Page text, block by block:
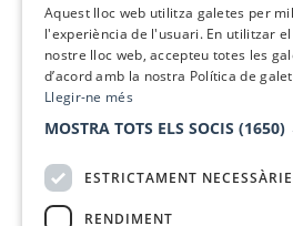
Comunicacions
Anuncia’t
Vull rebre la newsletter
Aquest lloc web utilitza galetes per
l'experiència de l'usuari. En utilitzar el
nostre lloc web, accepteu totes les
d’acord amb la nostra Política de
Llegir-ne més
MOSTRA TOTS ELS SOCIS (1650)
ESTRICTAMENT
RENDIMENT